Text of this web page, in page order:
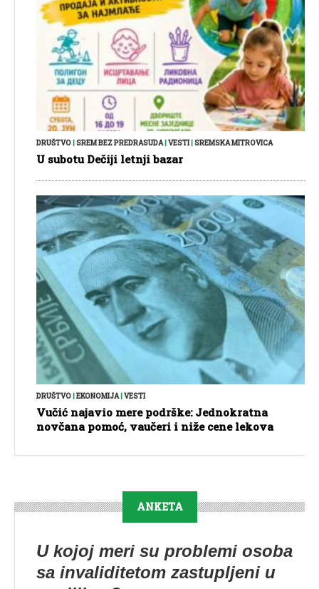
DRUŠTVO SREM BEZ PREDRASUDA| VESTI| SREMSKA MITROVICA
U subotu Dečiji letnji bazar
DRUŠTVO EKONOMIJA| VESTI
Vučić najavio mere podrške: Jednokratna
novčana pomoć, vaučeri i niže cene lekova
ANKETA
U kojoj meri su problemi osoba
sa invaliditetom zastupljeni u